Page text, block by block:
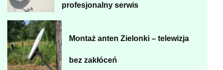
profesjonalny serwis
Montaż anten Zielonki – telewizja
bez zakłóceń